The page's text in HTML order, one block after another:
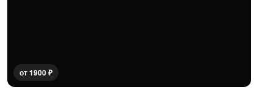
от 1900 ₽